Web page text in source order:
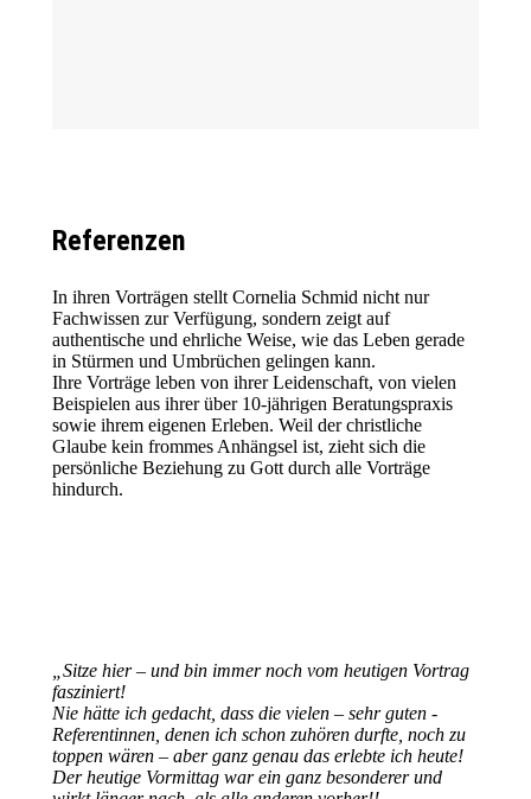
Referenzen
In ihren Vorträgen stellt Cornelia Schmid nicht nur
Fachwissen zur Verfügung, sondern zeigt auf
authentische und ehrliche Weise, wie das Leben gerade
in Stürmen und Umbrüchen gelingen kann.
Ihre Vorträge leben von ihrer Leidenschaft, von vielen
Beispielen aus ihrer über 10-jährigen Beratungspraxis
sowie ihrem eigenen Erleben. Weil der christliche
Glaube kein frommes Anhängsel ist, zieht sich die
persönliche Beziehung zu Gott durch alle Vorträge
hindurch.
„Sitze hier – und bin immer noch vom heutigen Vortrag
fasziniert!
Nie hätte ich gedacht, dass die vielen – sehr guten -
Referentinnen, denen ich schon zuhören durfte, noch zu
toppen wären – aber ganz genau das erlebte ich heute!
Der heutige Vormittag war ein ganz besonderer und